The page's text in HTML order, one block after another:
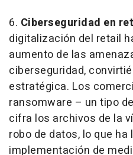
6. Ciberseguridad en
digitalización del retail
aumento de las
ciberseguridad,
estratégica. Los
ransomware – un tipo de
cifra los archivos de la
robo de datos, lo que ha
implementación de